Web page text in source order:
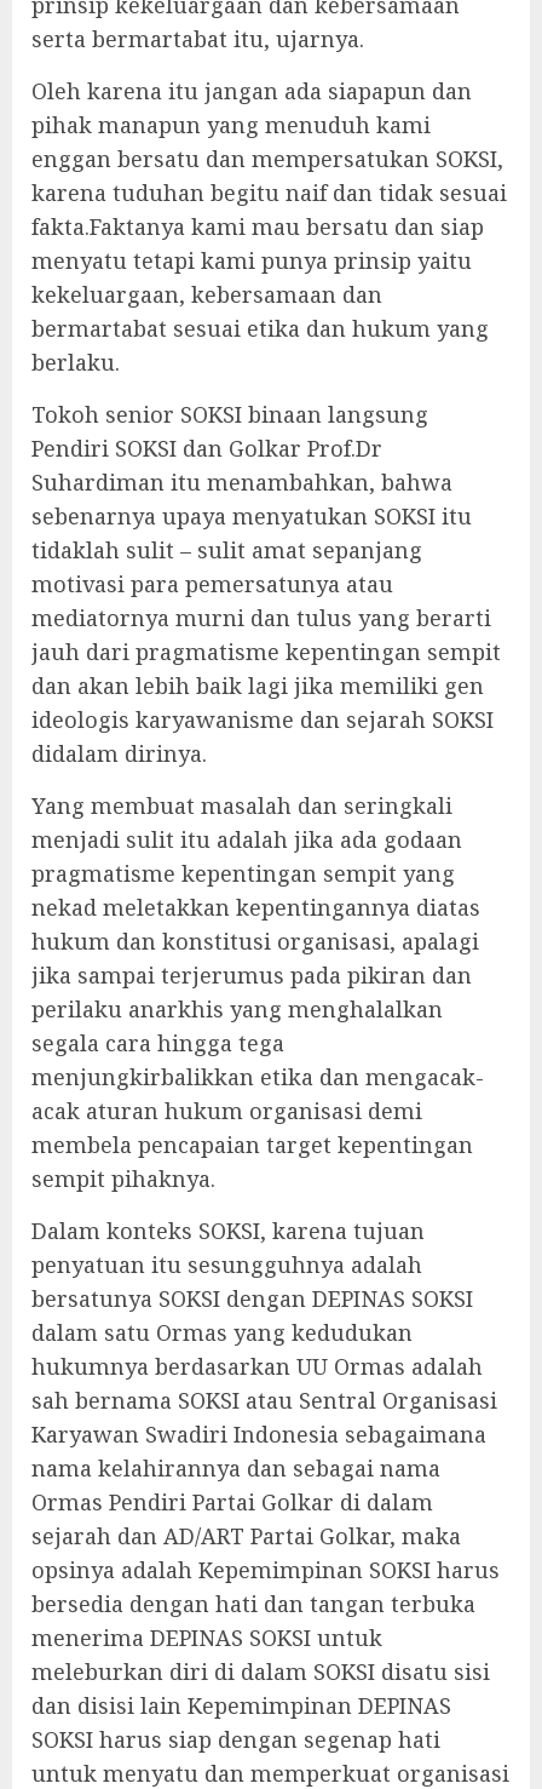
serta bermartabat itu, ujarnya.
Oleh karena itu jangan ada siapapun dan
pihak manapun yang menuduh kami
enggan bersatu dan mempersatukan SOKSI,
karena tuduhan begitu naif dan tidak sesuai
fakta.Faktanya kami mau bersatu dan siap
menyatu tetapi kami punya prinsip yaitu
kekeluargaan, kebersamaan dan
bermartabat sesuai etika dan hukum yang
berlaku.
Tokoh senior SOKSI binaan langsung
Pendiri SOKSI dan Golkar Prof.Dr
Suhardiman itu menambahkan, bahwa
sebenarnya upaya menyatukan SOKSI itu
tidaklah sulit – sulit amat sepanjang
motivasi para pemersatunya atau
mediatornya murni dan tulus yang berarti
jauh dari pragmatisme kepentingan sempit
dan akan lebih baik lagi jika memiliki gen
ideologis karyawanisme dan sejarah SOKSI
didalam dirinya.
Yang membuat masalah dan seringkali
menjadi sulit itu adalah jika ada godaan
pragmatisme kepentingan sempit yang
nekad meletakkan kepentingannya diatas
hukum dan konstitusi organisasi, apalagi
jika sampai terjerumus pada pikiran dan
perilaku anarkhis yang menghalalkan
segala cara hingga tega
menjungkirbalikkan etika dan mengacak-
acak aturan hukum organisasi demi
membela pencapaian target kepentingan
sempit pihaknya.
Dalam konteks SOKSI, karena tujuan
penyatuan itu sesungguhnya adalah
bersatunya SOKSI dengan DEPINAS SOKSI
dalam satu Ormas yang kedudukan
hukumnya berdasarkan UU Ormas adalah
sah bernama SOKSI atau Sentral Organisasi
Karyawan Swadiri Indonesia sebagaimana
nama kelahirannya dan sebagai nama
Ormas Pendiri Partai Golkar di dalam
sejarah dan AD/ART Partai Golkar, maka
opsinya adalah Kepemimpinan SOKSI harus
bersedia dengan hati dan tangan terbuka
menerima DEPINAS SOKSI untuk
meleburkan diri di dalam SOKSI disatu sisi
dan disisi lain Kepemimpinan DEPINAS
SOKSI harus siap dengan segenap hati
untuk menyatu dan memperkuat organisasi